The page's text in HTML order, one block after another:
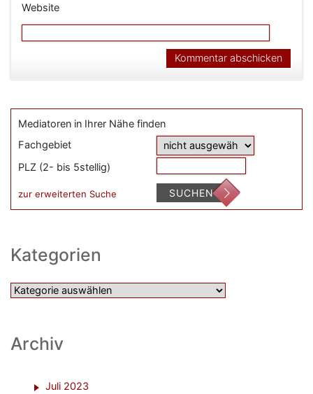
Website
Mediatoren in Ihrer Nähe finden
Fachgebiet
PLZ (2- bis 5stellig)
zur erweiterten Suche SUCHEN
Kategorien
Kategorien
Archiv
Juli 2023